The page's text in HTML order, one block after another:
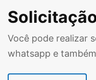
Você pode realizar
whatsapp e